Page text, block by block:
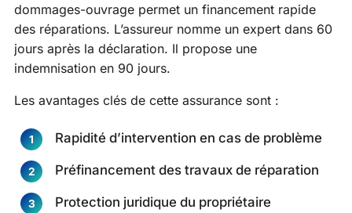
dommages-ouvrage permet un financement rapide
des réparations. L’assureur nomme un expert dans 60
jours après la déclaration. Il propose une
indemnisation en 90 jours.
Les avantages clés de cette assurance sont :
Rapidité d’intervention en cas de problème
Préfinancement des travaux de réparation
Protection juridique du propriétaire